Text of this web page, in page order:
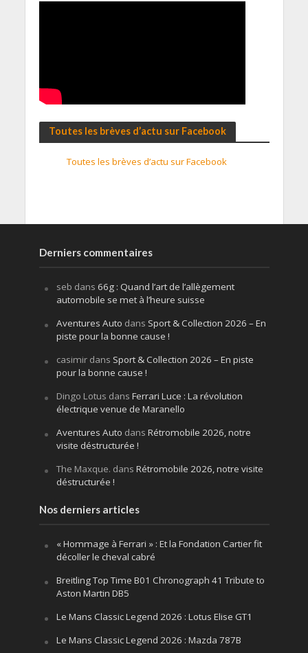
Toutes les brèves d’actu sur Facebook
Toutes les brèves d’actu sur Facebook
Derniers commentaires
seb dans 66g : Quand l’art de l’allègement
automobile se met à l’heure suisse
Aventures Auto dans Sport & Collection 2026 – En
piste pour la bonne cause !
casimirdans Sport & Collection 2026 – En piste
pour la bonne cause !
Dingo Lotus dans Ferrari Luce : La révolution
électrique venue de Maranello
Aventures Auto dans Rétromobile 2026, notre
visite déstructurée !
The Maxque. dans Rétromobile 2026, notre visite
déstructurée !
Nos derniers articles
« Hommage à Ferrari » : Et la Fondation Cartier fit
décoller le cheval cabré
Breitling Top Time B01 Chronograph 41 Tribute to
Aston Martin DB5
Le Mans Classic Legend 2026 : Lotus Elise GT1
Le Mans Classic Legend 2026 : Mazda 787B